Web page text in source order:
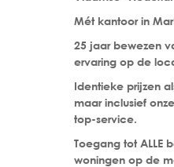
Mét kantoor in
25 jaar bewezen
ervaring op de
Identieke prijzen
maar inclusief
top-service.
Toegang tot ALLE
woningen op de